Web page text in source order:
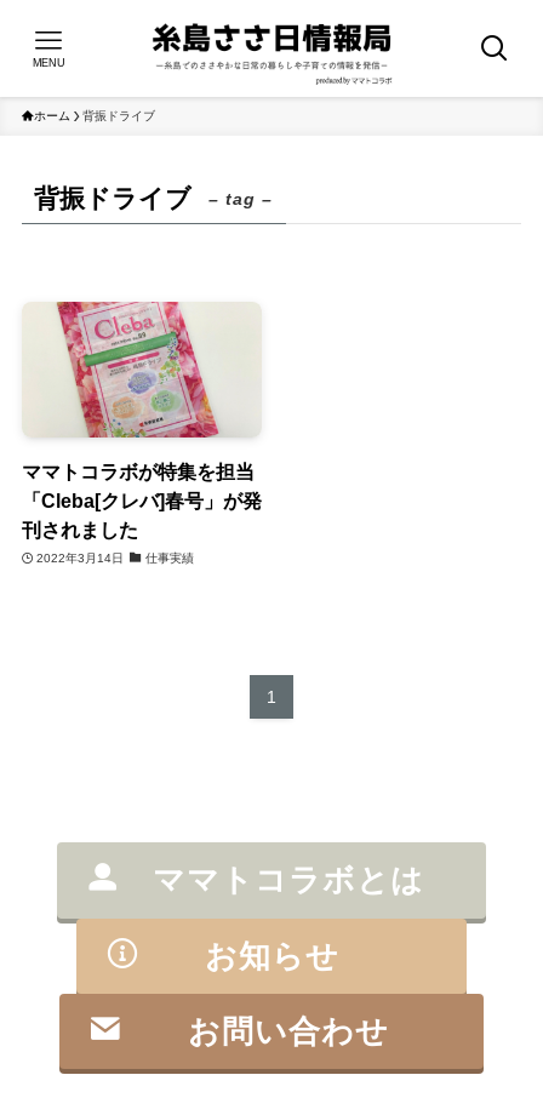
MENU
ホーム 背振ドライブ
背振ドライブ – tag –
ママトコラボが特集を担当
「Cleba[クレバ]春号」が発
刊されました
2022年3月14日 仕事実績
1
ママトコラボとは
お知らせ
お問い合わせ